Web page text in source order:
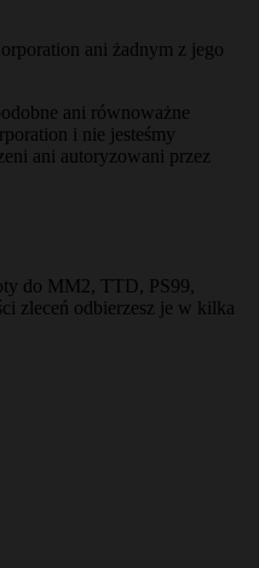
ani żadnym z jego
ani równoważne
i nie jesteśmy
ani autoryzowani przez
do MM2, TTD, PS99,
zleceń odbierzesz je w kilka